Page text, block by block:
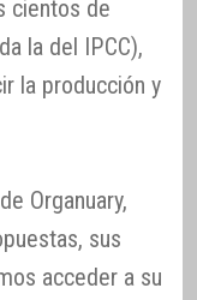
cientos de
la del IPCC),
la producción y
Organuary,
sus
acceder a su